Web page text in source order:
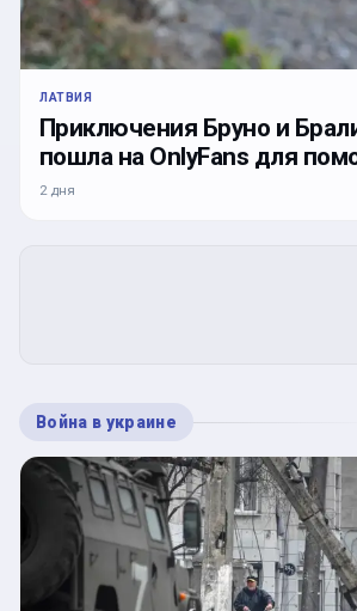
ЛАТВИЯ
Приключения Бруно и
пошла на OnlyFans для
2 дня
Война в украине